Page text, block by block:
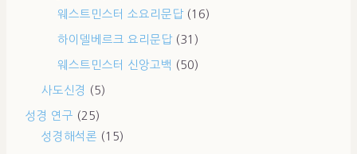
웨스트민스터 소요리문답(16)
하이델베르크 요리문답(31)
웨스트민스터 신앙고백 (50)
사도신경 (5)
성경 연구 (25)
성경해석론 (15)